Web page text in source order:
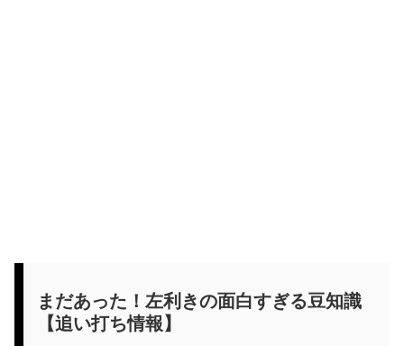
まだあった！左利きの面白すぎる豆知識
【追い打ち情報】